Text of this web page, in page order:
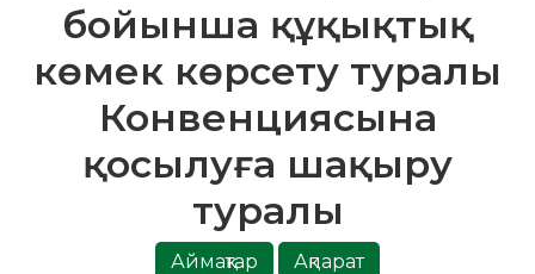
бойынша құқықтық
көмек көрсету туралы
Конвенциясына
қосылуға шақыру
туралы
Аймақтар
Ақпарат